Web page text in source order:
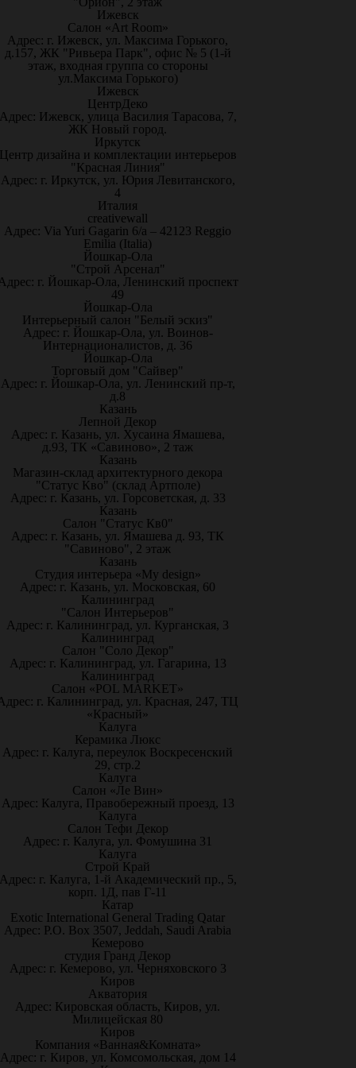
Ижевск
Салон «Art Room»
Адрес: г. Ижевск, ул. Максима Горького,
д.157, ЖК "Ривьера Парк", офис № 5 (1-й
этаж, входная группа со стороны
ул.Максима Горького)
Ижевск
ЦентрДеко
Ижевск, улица Василия Тарасова, 7,
ЖК Новый город.
Иркутск
дизайна и комплектации интерьеров
"Красная Линия"
Адрес: г. Иркутск, ул. Юрия Левитанского,
4
Италия
creativewall
Адрес: Via Yuri Gagarin 6/a – 42123 Reggio
Emilia (Italia)
Йошкар-Ола
"Строй Арсенал"
г. Йошкар-Ола, Ленинский проспект
49
Йошкар-Ола
Интерьерный салон "Белый эскиз"
Адрес: г. Йошкар-Ола, ул. Воинов-
Интернационалистов, д. 36
Йошкар-Ола
Торговый дом "Сайвер"
Адрес: г. Йошкар-Ола, ул. Ленинский пр-т,
д.8
Казань
Лепной Декор
Адрес: г. Казань, ул. Хусаина Ямашева,
д.93, ТК «Савиново», 2 таж
Казань
Магазин-склад архитектурного декора
"Статус Кво" (склад Артполе)
Адрес: г. Казань, ул. Горсоветская, д. 33
Казань
Салон "Статус Кв0"
Адрес: г. Казань, ул. Ямашева д. 93, ТК
"Савиново", 2 этаж
Казань
Студия интерьера «My design»
Адрес: г. Казань, ул. Московская, 60
Калининград
"Салон Интерьеров"
Адрес: г. Калининград, ул. Курганская, 3
Калининград
Салон "Соло Декор"
Адрес: г. Калининград, ул. Гагарина, 13
Калининград
Салон «POL MARKET»
г. Калининград, ул. Красная, 247, ТЦ
«Красный»
Калуга
Керамика Люкс
Адрес: г. Калуга, переулок Воскресенский
29, стр.2
Калуга
Салон «Ле Вин»
Адрес: Калуга, Правобережный проезд, 13
Калуга
Салон Тефи Декор
Адрес: г. Калуга, ул. Фомушина 31
Калуга
Строй Край
г. Калуга, 1-й Академический пр., 5,
корп. 1Д, пав Г-11
Катар
Exotic International General Trading Qatar
Адрес: P.O. Box 3507, Jeddah, Saudi Arabia
Кемерово
студия Гранд Декор
Адрес: г. Кемерово, ул. Черняховского 3
Киров
Акватория
Адрес: Кировская область, Киров, ул.
Милицейская 80
Киров
Компания «Ванная&Комната»
Адрес: г. Киров, ул. Комсомольская, дом 14